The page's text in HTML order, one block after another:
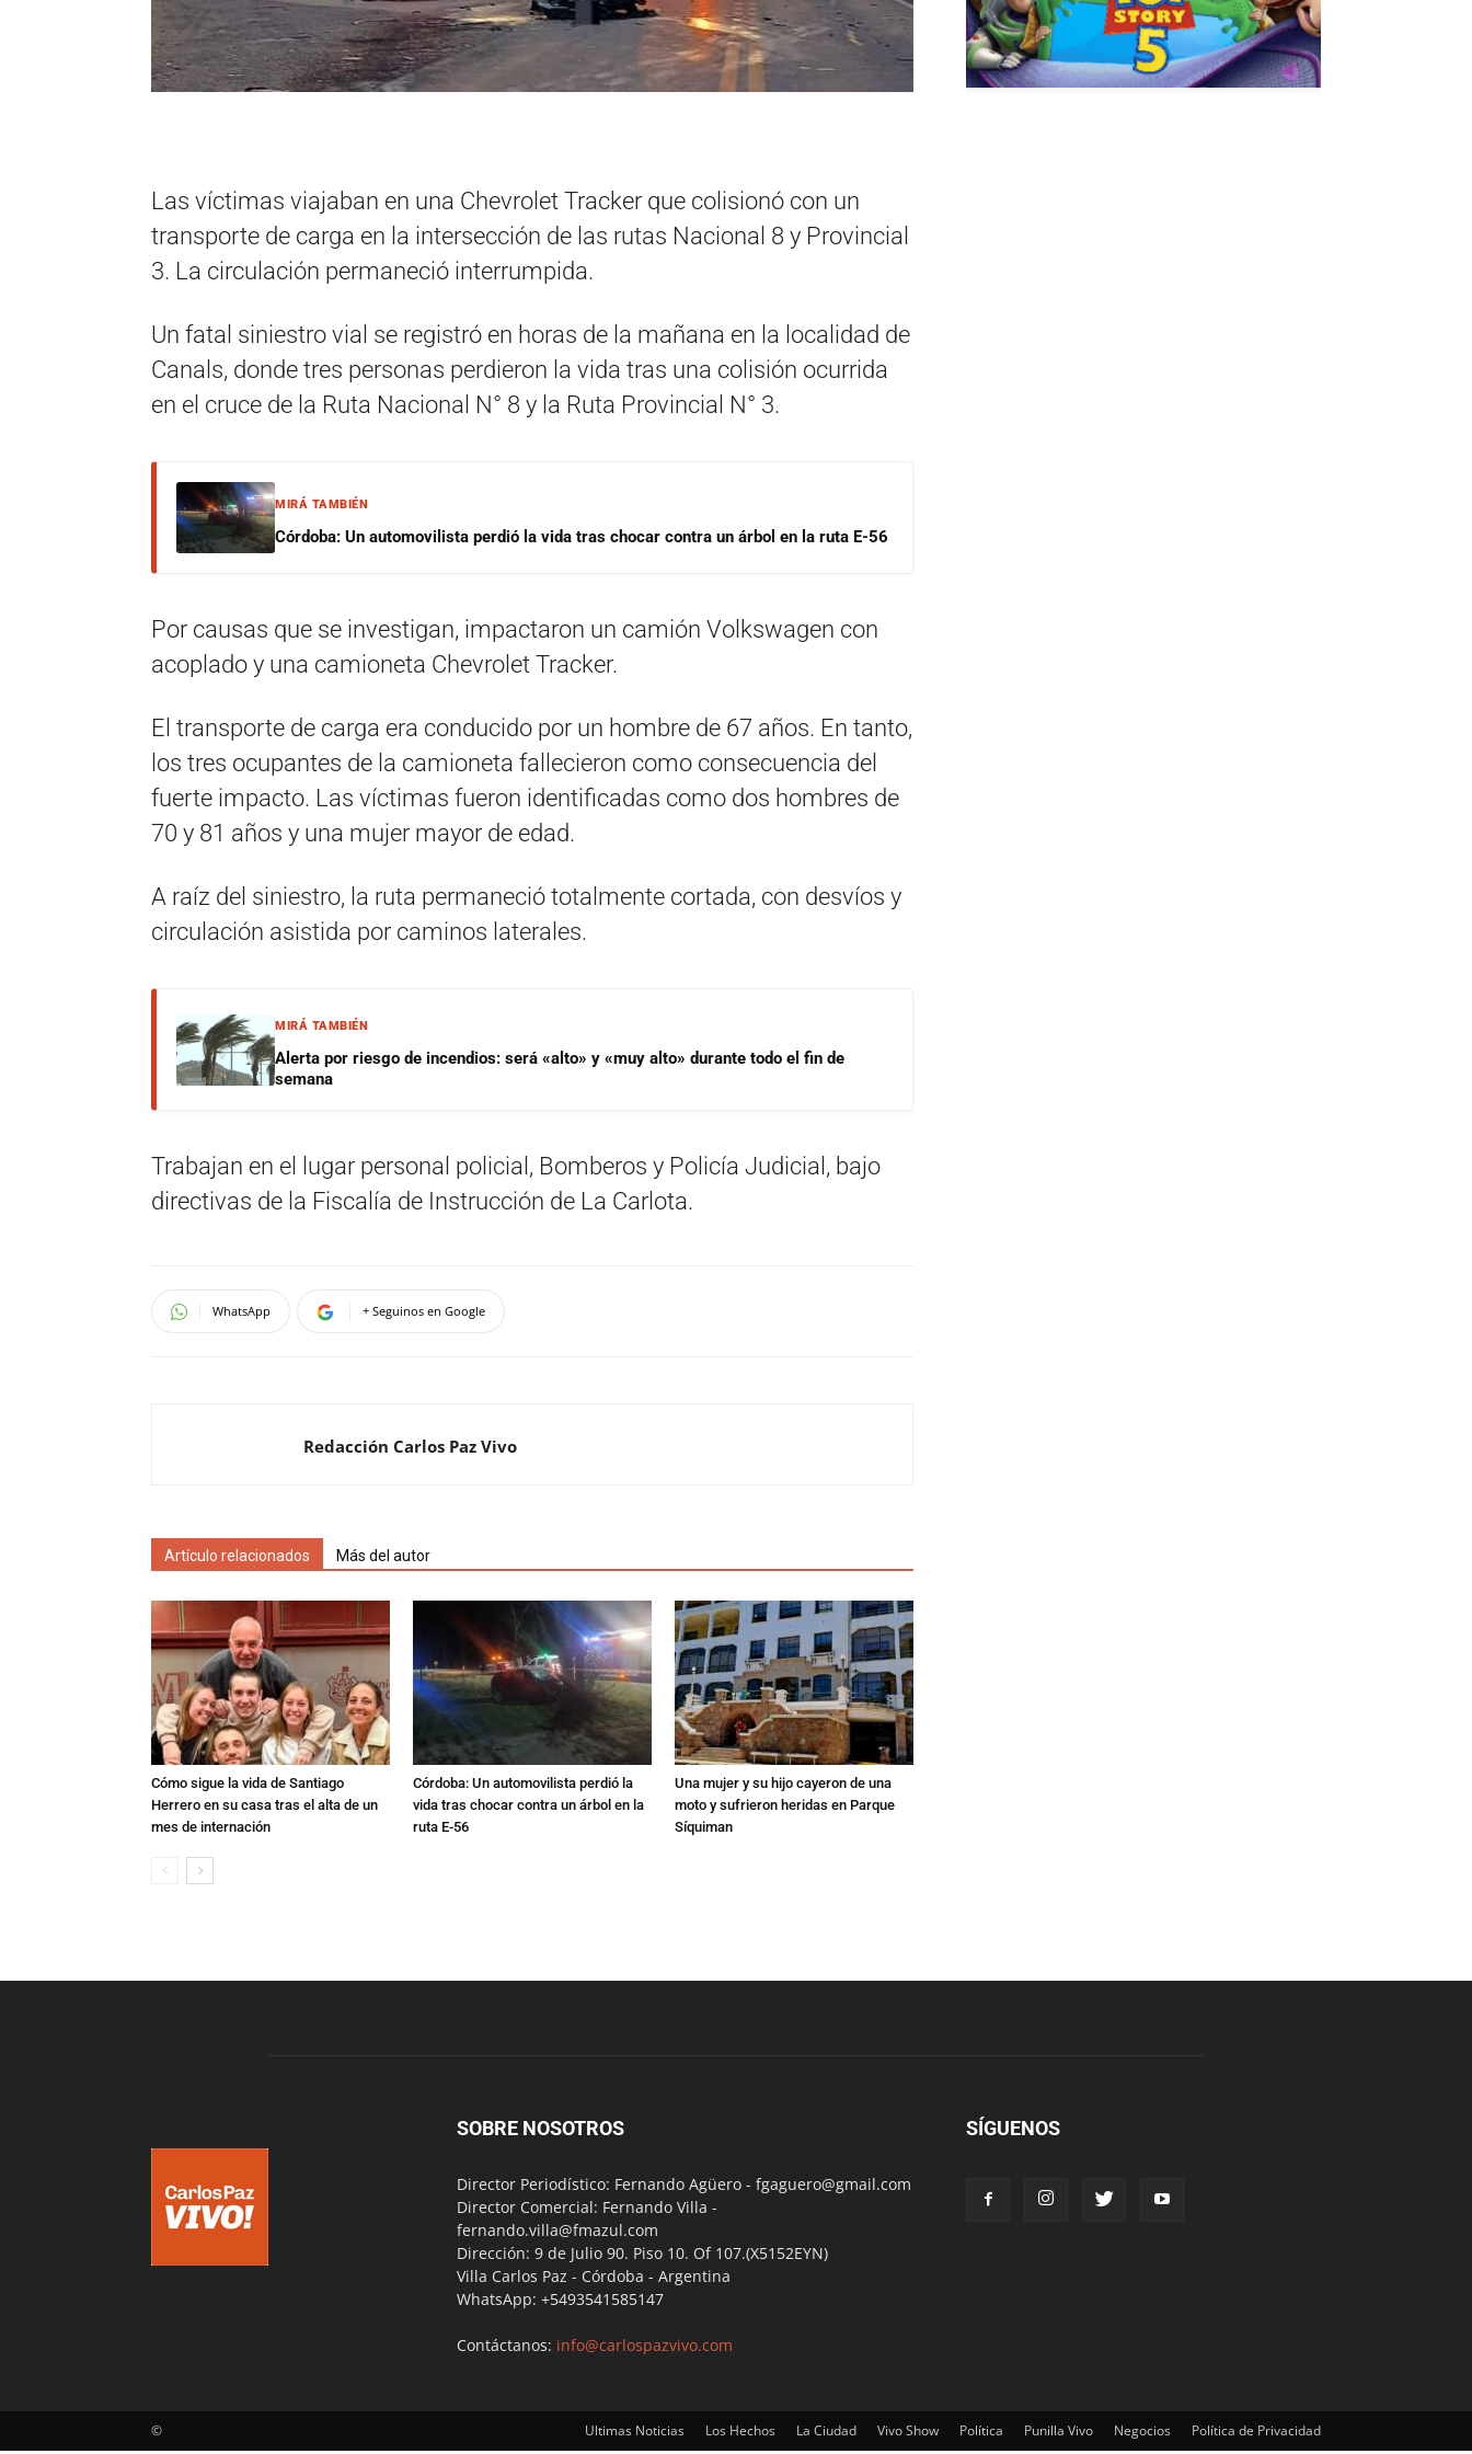
Las víctimas viajaban en una Chevrolet Tracker que colisionó con un
transporte de carga en la intersección de las rutas Nacional 8 y Provincial
3. La circulación permaneció interrumpida.
Un fatal siniestro vial se registró en horas de la mañana en la localidad de
Canals, donde tres personas perdieron la vida tras una colisión ocurrida
en el cruce de la Ruta Nacional N° 8 y la Ruta Provincial N° 3.
MIRÁ TAMBIÉN
Córdoba: Un automovilista perdió la vida tras chocar contra un árbol en la ruta E-56
Por causas que se investigan, impactaron un camión Volkswagen con
acoplado y una camioneta Chevrolet Tracker.
El transporte de carga era conducido por un hombre de 67 años. En tanto,
los tres ocupantes de la camioneta fallecieron como consecuencia del
fuerte impacto. Las víctimas fueron identificadas como dos hombres de
70 y 81 años y una mujer mayor de edad.
A raíz del siniestro, la ruta permaneció totalmente cortada, con desvíos y
circulación asistida por caminos laterales.
MIRÁ TAMBIÉN
Alerta por riesgo de incendios: será «alto» y «muy alto» durante todo el fin de
semana
Trabajan en el lugar personal policial, Bomberos y Policía Judicial, bajo
directivas de la Fiscalía de Instrucción de La Carlota.
WhatsApp + Seguinos en Google
Redacción Carlos Paz Vivo
Artículo relacionados Más del autor
Cómo sigue la vida de Santiago
Herrero en su casa tras el alta de un
mes de internación
Córdoba: Un automovilista perdió la
vida tras chocar contra un árbol en la
ruta E-56
Una mujer y su hijo cayeron de una
moto y sufrieron heridas en Parque
Síquiman
SOBRE NOSOTROS
Director Periodístico: Fernando Agüero - fgaguero@gmail.com
Director Comercial: Fernando Villa -
fernando.villa@fmazul.com
Dirección: 9 de Julio 90. Piso 10. Of 107.(X5152EYN)
Villa Carlos Paz - Córdoba - Argentina
WhatsApp: +5493541585147
Contáctanos: info@carlospazvivo.com
SÍGUENOS
Ultimas Noticias Los Hechos La Ciudad Vivo Show Política Punilla Vivo Negocios Política de Privacidad
©